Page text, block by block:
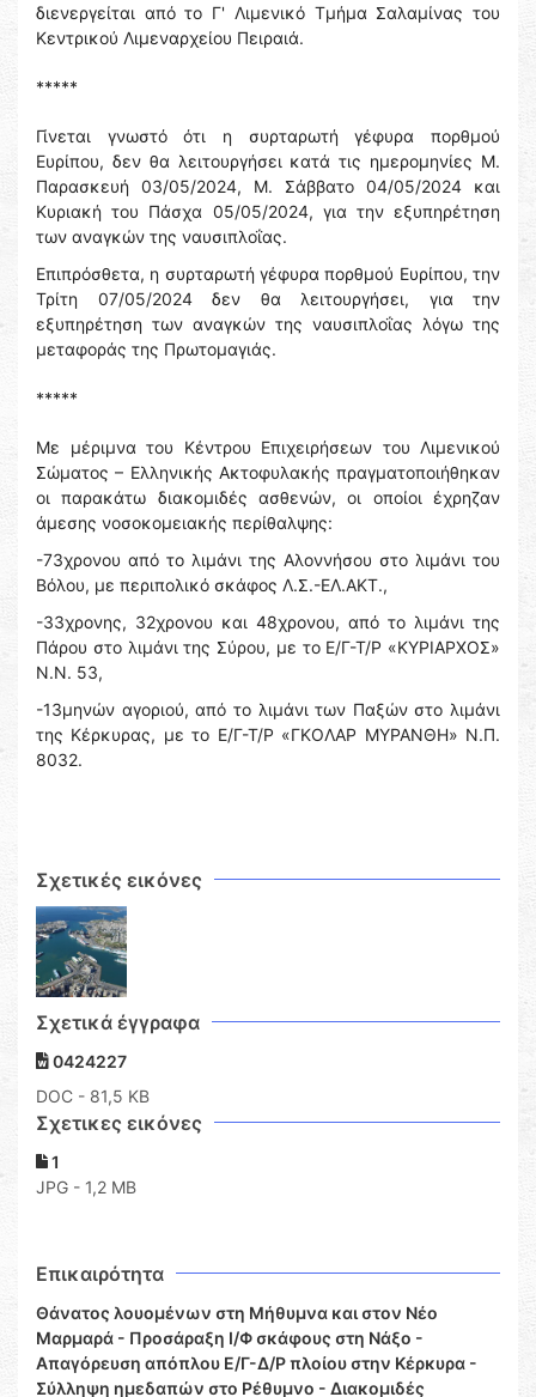
διενεργείται από το Γ' Λιμενικό Τμήμα Σαλαμίνας του
Κεντρικού Λιμεναρχείου Πειραιά.
*****
Γίνεται γνωστό ότι η συρταρωτή γέφυρα πορθμού
Ευρίπου, δεν θα λειτουργήσει κατά τις ημερομηνίες Μ.
Παρασκευή 03/05/2024, Μ. Σάββατο 04/05/2024 και
Κυριακή του Πάσχα 05/05/2024, για την εξυπηρέτηση
των αναγκών της ναυσιπλοΐας.
Επιπρόσθετα, η συρταρωτή γέφυρα πορθμού Ευρίπου, την
Τρίτη 07/05/2024 δεν θα λειτουργήσει, για την
εξυπηρέτηση των αναγκών της ναυσιπλοΐας λόγω της
μεταφοράς της Πρωτομαγιάς.
*****
Με μέριμνα του Κέντρου Επιχειρήσεων του Λιμενικού
Σώματος – Ελληνικής Ακτοφυλακής πραγματοποιήθηκαν
οι παρακάτω διακομιδές ασθενών, οι οποίοι έχρηζαν
άμεσης νοσοκομειακής περίθαλψης:
-73χρονου από το λιμάνι της Αλοννήσου στο λιμάνι του
Βόλου, με περιπολικό σκάφος Λ.Σ.-ΕΛ.ΑΚΤ.,
-33χρονης, 32χρονου και 48χρονου, από το λιμάνι της
Πάρου στο λιμάνι της Σύρου, με το Ε/Γ-Τ/Ρ «ΚΥΡΙΑΡΧΟΣ»
Ν.Ν. 53,
-13μηνών αγοριού, από το λιμάνι των Παξών στο λιμάνι
της Κέρκυρας, με το Ε/Γ-Τ/Ρ «ΓΚΟΛΑΡ ΜΥΡΑΝΘΗ» Ν.Π.
8032.
Σχετικές εικόνες
Σχετικά έγγραφα
0424227
DOC - 81,5 KB
Σχετικες εικόνες
1
JPG - 1,2 MB
Επικαιρότητα
Θάνατος λουομένων στη Μήθυμνα και στον Νέο
Μαρμαρά - Προσάραξη Ι/Φ σκάφους στη Νάξο -
Απαγόρευση απόπλου Ε/Γ-Δ/Ρ πλοίου στην Κέρκυρα -
Σύλληψη ημεδαπών στο Ρέθυμνο - Διακομιδές